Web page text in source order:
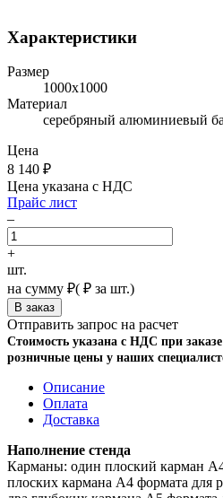
Характеристики
Размер
1000х1000
Материал
серебряный алюминиевый
Цена
8 140 ₽
Цена указана с НДС
Прайс лист
–
+
шт.
на сумму ₽( ₽ за шт.)
Отправить запрос на расчет
Стоимость указана с НДС при
розничные цены у наших
Описание
Оплата
Доставка
Наполнение стенда
Карманы: один плоский карман
плоских кармана А4 формата для